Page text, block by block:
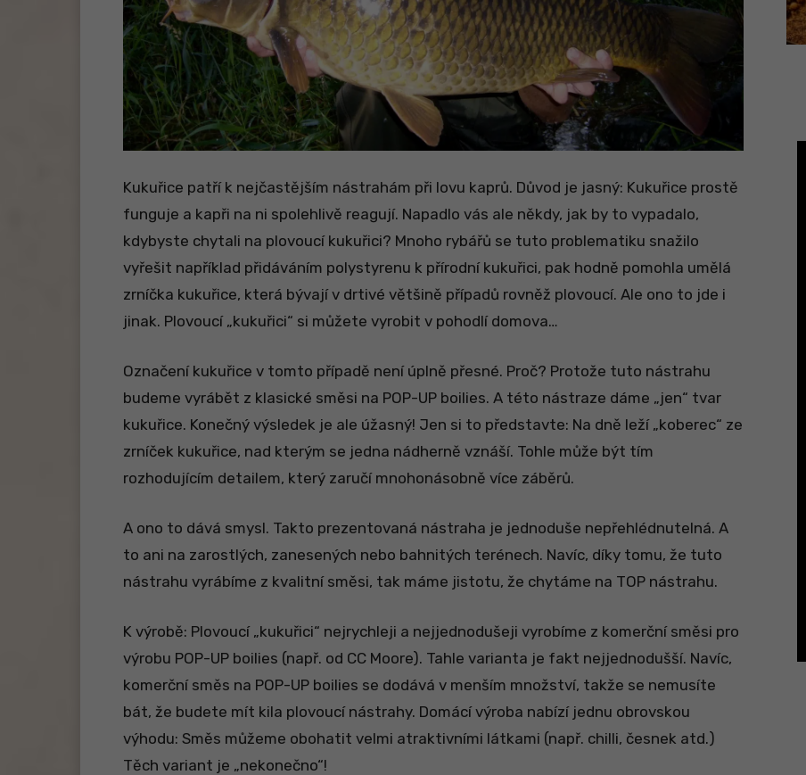
Kukuřice patří k nejčastějším nástrahám při lovu kaprů. Důvod je jasný: Kukuřice prostě
funguje a kapři na ni spolehlivě reagují. Napadlo vás ale někdy, jak by to vypadalo,
kdybyste chytali na plovoucí kukuřici? Mnoho rybářů se tuto problematiku snažilo
vyřešit například přidáváním polystyrenu k přírodní kukuřici, pak hodně pomohla umělá
zrníčka kukuřice, která bývají v drtivé většině případů rovněž plovoucí. Ale ono to jde i
jinak. Plovoucí „kukuřici“ si můžete vyrobit v pohodlí domova…
Označení kukuřice v tomto případě není úplně přesné. Proč? Protože tuto nástrahu
budeme vyrábět z klasické směsi na POP-UP boilies. A této nástraze dáme „jen“ tvar
kukuřice. Konečný výsledek je ale úžasný! Jen si to představte: Na dně leží „koberec“ ze
zrníček kukuřice, nad kterým se jedna nádherně vznáší. Tohle může být tím
rozhodujícím detailem, který zaručí mnohonásobně více záběrů.
A ono to dává smysl. Takto prezentovaná nástraha je jednoduše nepřehlédnutelná. A
to ani na zarostlých, zanesených nebo bahnitých terénech. Navíc, díky tomu, že tuto
nástrahu vyrábíme z kvalitní směsi, tak máme jistotu, že chytáme na TOP nástrahu.
K výrobě: Plovoucí „kukuřici“ nejrychleji a nejjednodušeji vyrobíme z komerční směsi pro
výrobu POP-UP boilies (např. od CC Moore). Tahle varianta je fakt nejjednodušší. Navíc,
komerční směs na POP-UP boilies se dodává v menším množství, takže se nemusíte
bát, že budete mít kila plovoucí nástrahy. Domácí výroba nabízí jednu obrovskou
výhodu: Směs můžeme obohatit velmi atraktivními látkami (např. chilli, česnek atd.)
Těch variant je „nekonečno“!